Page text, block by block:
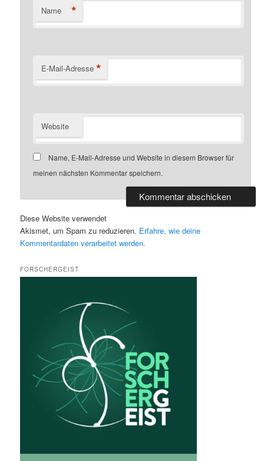
Name *
E-Mail-Adresse *
Website
Name, E-Mail-Adresse und Website in diesem Browser für
meinen nächsten Kommentar speichern.
Diese Website verwendet
Akismet, um Spam zu reduzieren. Erfahre, wie deine
Kommentardaten verarbeitet werden.
FORSCHERGEIST